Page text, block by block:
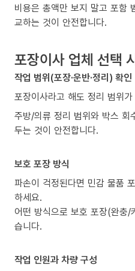
비용은 총액만 보지 말고 포함
교하는 것이 안전합니다.
포장이사 업체 선택
작업 범위(포장·운반·정리) 확인
포장이사라고 해도 정리 범위
주방/의류 정리 범위와 박스 회
두는 것이 안전합니다.
보호 포장 방식
파손이 걱정된다면 민감 물품
하세요.
어떤 방식으로 보호 포장(완충
습니다.
작업 인원과 차량 구성